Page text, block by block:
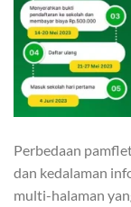
Perbedaan
dan kedalaman
multi-halaman